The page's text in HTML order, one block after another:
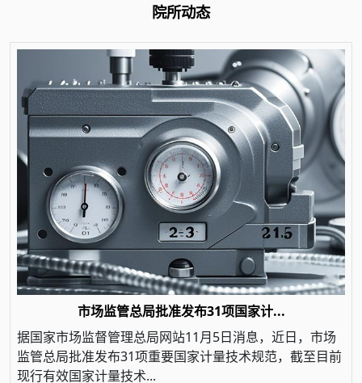
院所动态
市场监管总局批准发布31项国家计...
据国家市场监督管理总局网站11月5日消息，近日，市场
监管总局批准发布31项重要国家计量技术规范，截至目前
现行有效国家计量技术...